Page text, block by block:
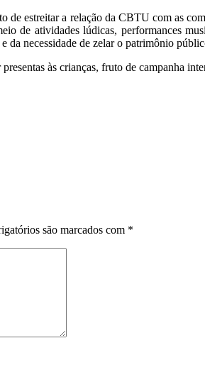
estreitar a relação da CBTU com as
de atividades lúdicas, performances
da necessidade de zelar o patrimônio
às crianças, fruto de campanha
são marcados com *